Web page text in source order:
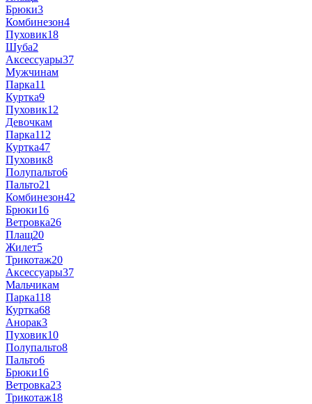
Брюки3
Комбинезон4
Пуховик18
Шуба2
Аксессуары37
Мужчинам
Парка11
Куртка9
Пуховик12
Девочкам
Парка112
Куртка47
Пуховик8
Полупальто6
Пальто21
Комбинезон42
Брюки16
Ветровка26
Плащ20
Жилет5
Трикотаж20
Аксессуары37
Мальчикам
Парка118
Куртка68
Анорак3
Пуховик10
Полупальто8
Пальто6
Брюки16
Ветровка23
Трикотаж18